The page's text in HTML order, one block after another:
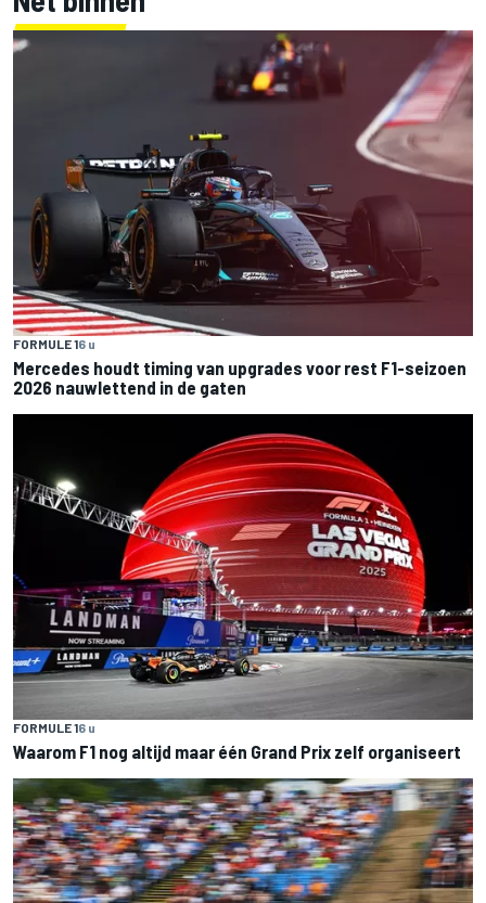
FORMULE 16 u
Mercedes houdt timing van upgrades voor rest F1-seizoen
2026 nauwlettend in de gaten
FORMULE 16 u
Waarom F1 nog altijd maar één Grand Prix zelf organiseert